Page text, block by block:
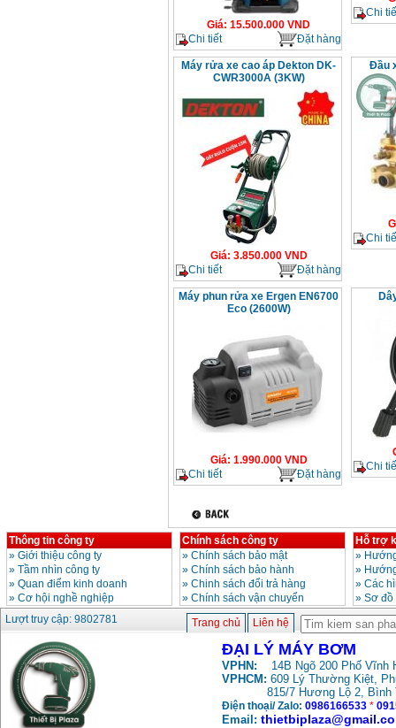
Giá: 15.500.000 VND
Chi tiết
Đặt hàng
Chi
Máy rửa xe cao áp Dekton DK-
CWR3000A (3KW)
Giá: 3.850.000VND
Chi tiết
Đặt hàng
Đầu
Chi
Máy phun rửa xe Ergen EN6700
Eco (2600W)
Giá: 1.990.000VND
Chi tiết
Đặt hàng
Chi
Thông tin công ty
» Giới thiệu công ty
» Tầm nhìn công ty
» Quan điểm kinh doanh
» Cơ hội nghề nghiệp
Chính sách công ty
» Chính sách bảo mật
» Chính sách bảo hành
» Chinh sách đổi trả hàng
» Chính sách vận chuyển
Hỗ trợ
»
»
» Các
» Sơ
Lượt truy cập: 9802781
Trang chủ Liên hệ
ĐẠI LÝ MÁY BƠM
VPHN: 14B Ngõ 200 Phố Vĩnh
VPHCM: 609 Lý Thường Kiệt,
815/7 Hương Lộ 2, Bình
Điện thoại/ Zalo: 0986166533 *
Email: